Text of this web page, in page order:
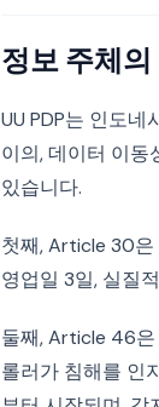
정보 주체
UU PDP는 인도
이의, 데이터 이동
있습니다.
첫째, Article 30은
영업일 3일, 실질
둘째, Article 46
롤러가 침해를 인